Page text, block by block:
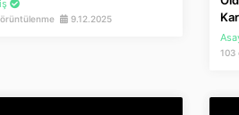
9.12.2025